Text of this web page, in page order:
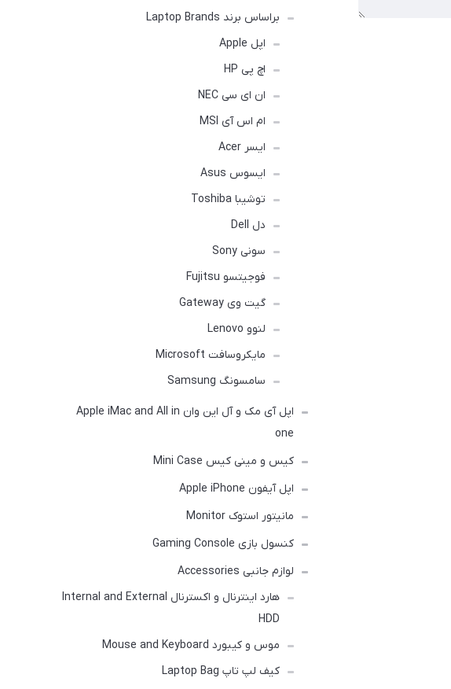
براساس برند Laptop Brands
اپل Apple
اچ پی HP
ان ای سی NEC
ام اس آی MSI
ایسر Acer
ایسوس Asus
توشیبا Toshiba
دل Dell
سونی Sony
فوجیتسو Fujitsu
گیت وی Gateway
لنوو Lenovo
مایکروسافت Microsoft
سامسونگ Samsung
اپل آی مک و آل این وان Apple iMac and All in
one
کیس و مینی کیس Mini Case
اپل آیفون Apple iPhone
مانیتور استوک Monitor
کنسول بازی Gaming Console
لوازم جانبی Accessories
هارد اینترنال و اکسترنال Internal and External
HDD
موس و کیبورد Mouse and Keyboard
کیف لپ تاپ Laptop Bag